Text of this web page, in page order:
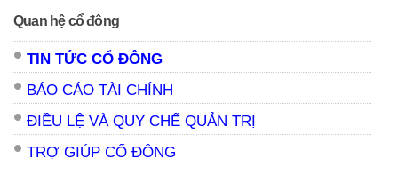
Quan hệ cổ đông
TIN TỨC CỔ ĐÔNG
BÁO CÁO TÀI CHÍNH
ĐIỀU LỆ VÀ QUY CHẾ QUẢN TRỊ
TRỢ GIÚP CỔ ĐÔNG